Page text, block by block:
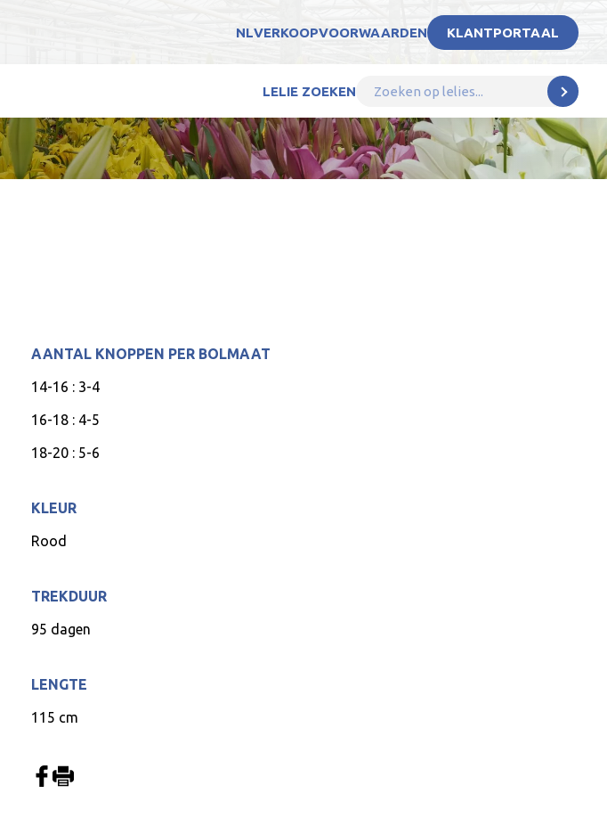
NLVERKOOPVOORWAARDEN KLANTPORTAAL
LELIE ZOEKEN
AANTAL KNOPPEN PER BOLMAAT
14-16 : 3-4
16-18 : 4-5
18-20 : 5-6
KLEUR
Rood
TREKDUUR
95 dagen
LENGTE
115 cm